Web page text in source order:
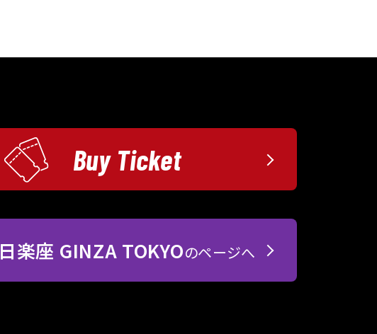
Buy Ticket
日楽座 GINZA TOKYOのページへ